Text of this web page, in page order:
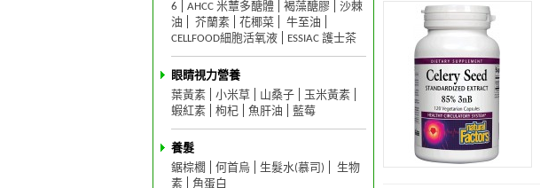
6
AHCC 米蕈多醣體 褐藻醣膠
沙棘
油
芥蘭素 花椰菜
牛至油
CELLFOOD細胞活氧液
ESSIAC 護士茶
眼睛視力營養
葉黃素
小米草 山桑子
玉米黃素
蝦紅素
枸杞 魚肝油 藍莓
養髮
鋸棕櫚
何首烏 生髮水(慕司)
生物
素
角蛋白